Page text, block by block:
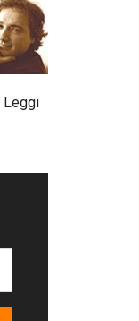
Leggi